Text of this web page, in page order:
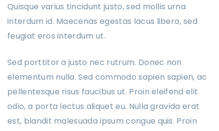
Quisque varius tincidunt justo, sed mollis urna
interdum id. Maecenas egestas lacus libero, sed
feugiat eros interdum ut.
Sed porttitor a justo nec rutrum. Donec non
elementum nulla. Sed commodo sapien sapien, ac
pellentesque risus faucibus ut. Proin eleifend elit
odio, a porta lectus aliquet eu. Nulla gravida erat
est, blandit malesuada ipsum congue quis. Proin